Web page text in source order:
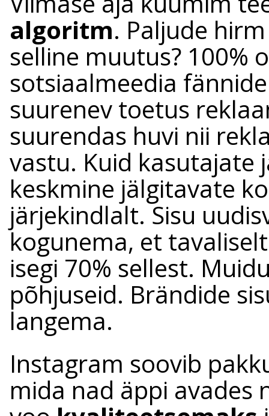
algoritm. Paljude
selline muutus? 100%
sotsiaalmeedia
suurenev toetus
suurendas huvi nii
vastu. Kuid kasutajate
keskmine jälgitavate
järjekindlalt. Sisu
kogunema, et
isegi 70% sellest.
põhjuseid. Brändide
langema.
Instagram soovib
mida nad äppi avades